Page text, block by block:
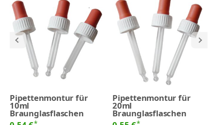
Pipettenmontur für
10ml
Braunglasflaschen
*
Pipettenmontur für
20ml
Braunglasflaschen
*